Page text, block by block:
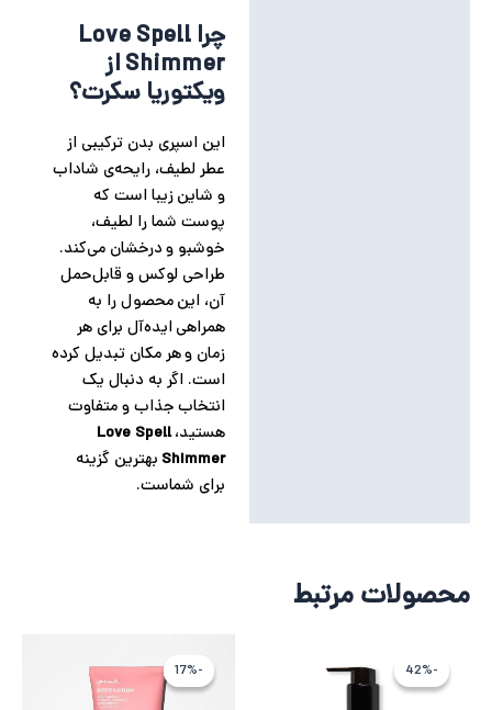
چرا Love Spell
Shimmer از
ویکتوریا سکرت؟
این اسپری بدن ترکیبی از
عطر لطیف، رایحه‌ی شاداب
و شاین زیبا است که
پوست شما را لطیف،
خوشبو و درخشان می‌کند.
طراحی لوکس و قابل‌حمل
آن، این محصول را به
همراهی ایده‌آل برای هر
زمان و هر مکان تبدیل کرده
است. اگر به دنبال یک
انتخاب جذاب و متفاوت
هستید،Love Spell
Shimmer بهترین گزینه
برای شماست.
محصولات مرتبط
-42%-42%
-17%-17%